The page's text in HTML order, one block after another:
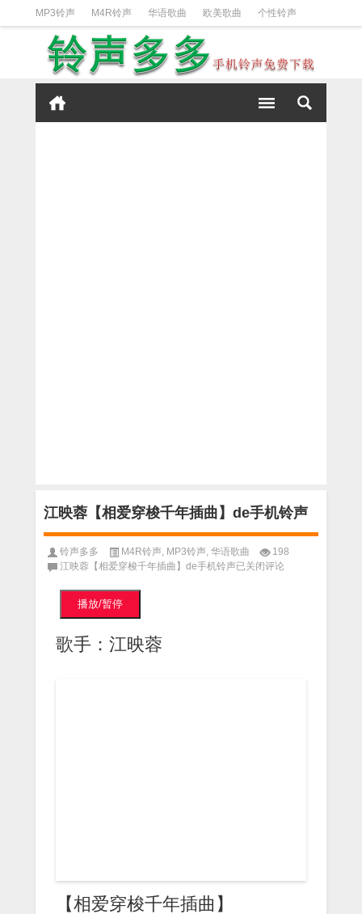
MP3铃声 M4R铃声 华语歌曲 欧美歌曲 个性铃声
日韩歌曲 动漫铃声 DJ铃声 短信铃声
iPhone铃声设置方法
江映蓉【相爱穿梭千年插曲】de手机铃声
铃声多多 M4R铃声 MP3铃声 华语歌曲
198
江映蓉【相爱穿梭千年插曲】de手机铃声已关闭评论
播放/暂停
歌手：江映蓉
【相爱穿梭千年插曲】